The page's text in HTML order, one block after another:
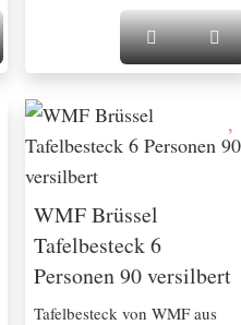
WMF Brüssel
Tafelbesteck 6
Personen 90 versilbert
Tafelbesteck von WMF aus